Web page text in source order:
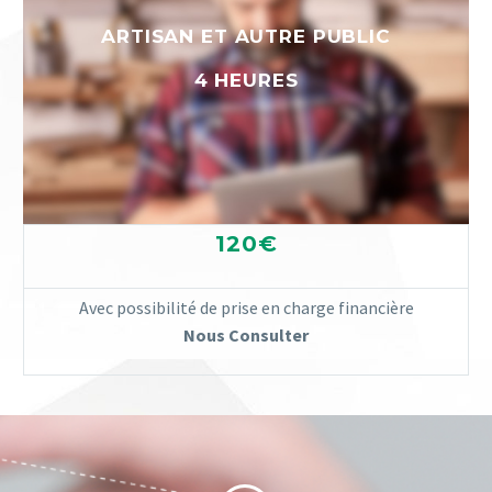
ARTISAN ET AUTRE PUBLIC
4 HEURES
120€
Avec possibilité de prise en charge financière
Nous Consulter